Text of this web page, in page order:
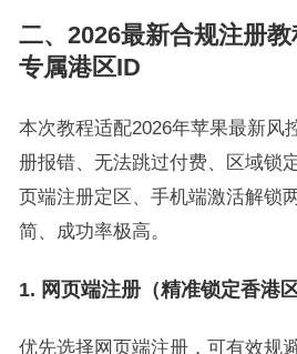
二、2026最新合规注册
专属港区ID
本次教程适配2026年苹果最新风
册报错、无法跳过付费、区域锁
页端注册定区、手机端激活解锁
简、成功率极高。
1. 网页端注册（精准锁定香港区
优先选择网页端注册，可有效规